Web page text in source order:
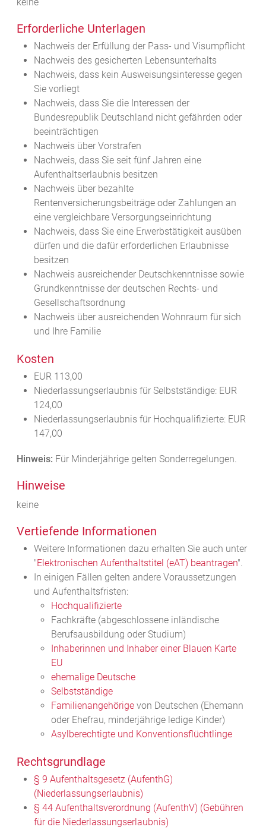
keine
Erforderliche Unterlagen
Nachweis der Erfüllung der Pass- und Visumpflicht
Nachweis des gesicherten Lebensunterhalts
Nachweis, dass kein Ausweisungsinteresse gegen
Sie vorliegt
Nachweis, dass Sie die Interessen der
Bundesrepublik Deutschland nicht gefährden oder
beeinträchtigen
Nachweis über Vorstrafen
Nachweis, dass Sie seit fünf Jahren eine
Aufenthaltserlaubnis besitzen
Nachweis über bezahlte
Rentenversicherungsbeiträge oder Zahlungen an
eine vergleichbare Versorgungseinrichtung
Nachweis, dass Sie eine Erwerbstätigkeit ausüben
dürfen und die dafür erforderlichen Erlaubnisse
besitzen
Nachweis ausreichender Deutschkenntnisse sowie
Grundkenntnisse der deutschen Rechts- und
Gesellschaftsordnung
Nachweis über ausreichenden Wohnraum für sich
und Ihre Familie
Kosten
EUR 113,00
Niederlassungserlaubnis für Selbstständige: EUR
124,00
Niederlassungserlaubnis für Hochqualifizierte: EUR
147,00
Hinweis: Für Minderjährige gelten Sonderregelungen.
Hinweise
keine
Vertiefende Informationen
Weitere Informationen dazu erhalten Sie auch unter
"Elektronischen Aufenthaltstitel (eAT) beantragen".
In einigen Fällen gelten andere Voraussetzungen
und Aufenthaltsfristen:
Hochqualifizierte
Fachkräfte (abgeschlossene inländische
Berufsausbildung oder Studium)
Inhaberinnen und Inhaber einer Blauen Karte
EU
ehemalige Deutsche
Selbstständige
Familienangehörigevon Deutschen (Ehemann
oder Ehefrau, minderjährige ledige Kinder)
Asylberechtigte und Konventionsflüchtlinge
Rechtsgrundlage
§ 9 Aufenthaltsgesetz (AufenthG)
(Niederlassungserlaubnis)
§ 44 Aufenthaltsverordnung (AufenthV) (Gebühren
für die Niederlassungserlaubnis)